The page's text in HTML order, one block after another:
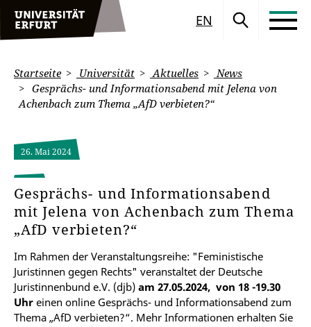
EN
Startseite Universität Aktuelles
News
Gesprächs- und Informationsabend mit Jelena von
Achenbach zum Thema „AfD verbieten?“
26. Mai 2024
Gesprächs- und Informationsabend
mit Jelena von Achenbach zum Thema
„AfD verbieten?“
Im Rahmen der Veranstaltungsreihe: "Feministische
Juristinnen gegen Rechts" veranstaltet der Deutsche
Juristinnenbund e.V. (djb) am 27.05.2024, von 18 -19.30
Uhr einen online Gesprächs- und Informationsabend zum
Thema „AfD verbieten?“. Mehr Informationen erhalten Sie